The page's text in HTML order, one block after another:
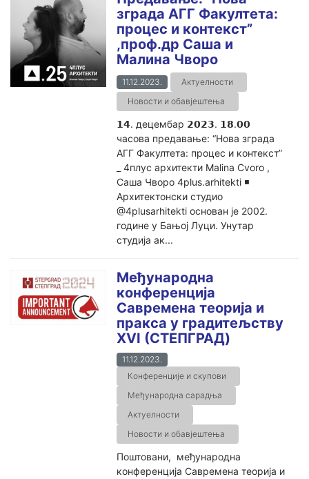
зграда АГГ Факултета:
процес и контекст”
,проф.др Саша и
Малина Чворо
11.12.2023.
Актуелности
Новости и обавјештења
𝟭𝟰. децембар 𝟮𝟬𝟮𝟯. 𝟭𝟴.𝟬𝟬
часова предавањe: “Нова зграда
АГГ Факултета: процес и контекст”
_ 4плус архитекти Malina Cvoro ,
Саша Чворо 4plus.arhitekti ◾️
Архитектонски студио
@4plusarhitekti основан је 2002.
године у Бањој Луци. Унутар
студија ак...
Међународна
конференција
Савремена теорија и
пракса у градитељству
XVI (СТЕПГРАД)
11.12.2023.
Конференције и скупови
Међународна сарадња
Актуелности
Новости и обавјештења
Поштовани, међународна
конференција Савремена теорија и